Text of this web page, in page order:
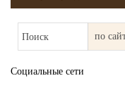
Поиск
Социальные сети